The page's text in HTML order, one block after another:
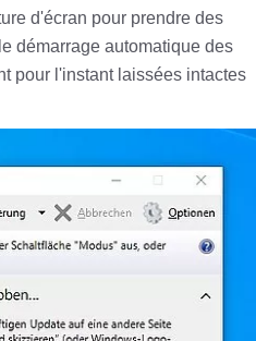
d'écran pour prendre des
démarrage automatique des
pour l'instant laissées intactes